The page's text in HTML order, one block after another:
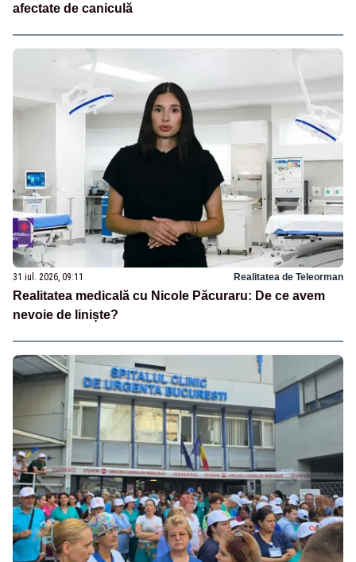
afectate de caniculă
31 iul. 2026, 09:11 Realitatea de Teleorman
Realitatea medicală cu Nicole Păcuraru: De ce avem
nevoie de liniște?